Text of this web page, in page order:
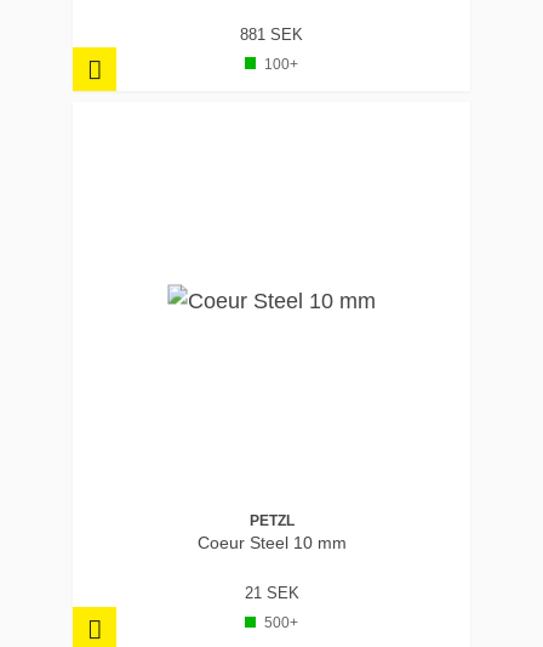
881 SEK
100+
PETZL
Coeur Steel 10 mm
21 SEK
500+